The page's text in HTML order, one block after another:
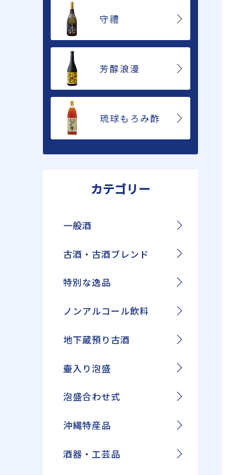
守禮
芳醇浪漫
琉球もろみ酢
カテゴリー
一般酒
古酒・古酒ブレンド
特別な逸品
ノンアルコール飲料
地下蔵預り古酒
壷入り泡盛
泡盛合わせ式
沖縄特産品
酒器・工芸品